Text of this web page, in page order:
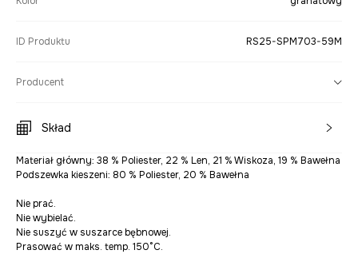
ID Produktu RS25-SPM703-59M
Producent
Skład
Materiał główny: 38 % Poliester, 22 % Len, 21 % Wiskoza, 19 % Bawełna
Podszewka kieszeni: 80 % Poliester, 20 % Bawełna
Nie prać.
Nie wybielać.
Nie suszyć w suszarce bębnowej.
Prasować w maks. temp. 150°C.